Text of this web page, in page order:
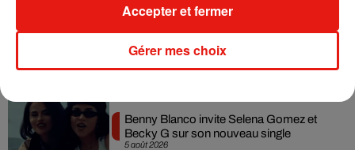
Angèle et Amélie Lens dévoilent leur
5 août 2026
Benny Blanco invite Selena Gomez et
Becky G sur son nouveau single
Gérer mes choix
Accepter et fermer